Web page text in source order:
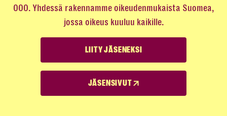
000. Yhdessä rakennamme oikeudenmukaista Suomea,
jossa oikeus kuuluu kaikille.
LIITY JÄSENEKSI
JÄSENSIVUT